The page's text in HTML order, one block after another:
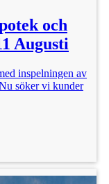
och
Augusti
inspelningen av
söker vi kunder